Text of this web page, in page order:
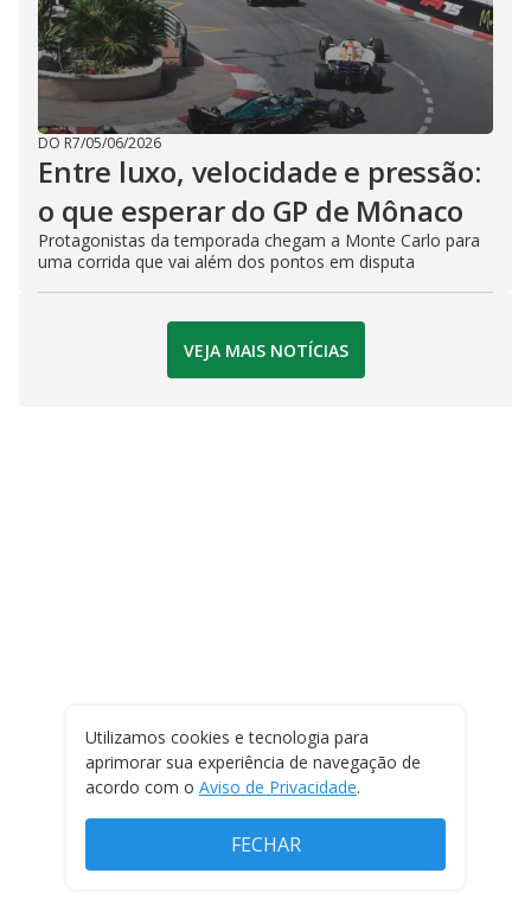
DO R7/05/06/2026
Entre luxo, velocidade e pressão:
o que esperar do GP de Mônaco
Protagonistas da temporada chegam a Monte Carlo para
uma corrida que vai além dos pontos em disputa
VEJA MAIS NOTÍCIAS
Utilizamos cookies e tecnologia para
aprimorar sua experiência de navegação de
acordo com o Aviso de Privacidade.
FECHAR